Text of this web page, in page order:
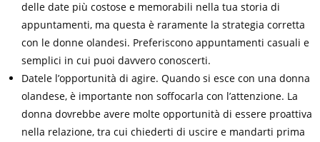
delle date più costose e memorabili nella tua storia di
appuntamenti, ma questa è raramente la strategia corretta
con le donne olandesi. Preferiscono appuntamenti casuali e
semplici in cui puoi davvero conoscerti.
Datele l’opportunità di agire. Quando si esce con una donna
olandese, è importante non soffocarla con l’attenzione. La
donna dovrebbe avere molte opportunità di essere proattiva
nella relazione, tra cui chiederti di uscire e mandarti prima